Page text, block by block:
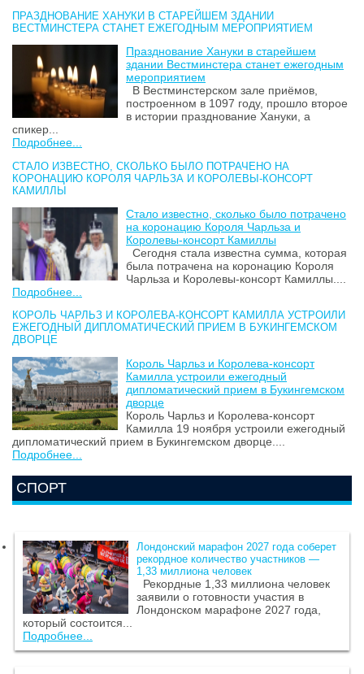
ПРАЗДНОВАНИЕ ХАНУКИ В СТАРЕЙШЕМ ЗДАНИИ
ВЕСТМИНСТЕРА СТАНЕТ ЕЖЕГОДНЫМ МЕРОПРИЯТИЕМ
Празднование Хануки в старейшем
здании Вестминстера станет ежегодным
мероприятием
В Вестминстерском зале приёмов,
построенном в 1097 году, прошло второе
в истории празднование Хануки, а
спикер...
Подробнее...
СТАЛО ИЗВЕСТНО, СКОЛЬКО БЫЛО ПОТРАЧЕНО НА
КОРОНАЦИЮ КОРОЛЯ ЧАРЛЬЗА И КОРОЛЕВЫ-КОНСОРТ
КАМИЛЛЫ
Стало известно, сколько было потрачено
на коронацию Короля Чарльза и
Королевы-консорт Камиллы
Сегодня стала известна сумма, которая
была потрачена на коронацию Короля
Чарльза и Королевы-консорт Камиллы....
Подробнее...
КОРОЛЬ ЧАРЛЬЗ И КОРОЛЕВА-КОНСОРТ КАМИЛЛА УСТРОИЛИ
ЕЖЕГОДНЫЙ ДИПЛОМАТИЧЕСКИЙ ПРИЕМ В БУКИНГЕМСКОМ
ДВОРЦЕ
Король Чарльз и Королева-консорт
Камилла устроили ежегодный
дипломатический прием в Букингемском
дворце
Король Чарльз и Королева-консорт
Камилла 19 ноября устроили ежегодный
дипломатический прием в Букингемском дворце....
Подробнее...
СПОРТ
Лондонский марафон 2027 года соберет
рекордное количество участников —
1,33 миллиона человек
Рекордные 1,33 миллиона человек
заявили о готовности участия в
Лондонском марафоне 2027 года,
который состоится...
Подробнее...